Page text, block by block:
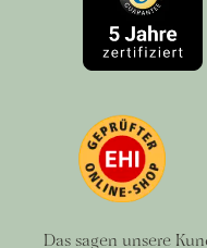
Das sagen unsere